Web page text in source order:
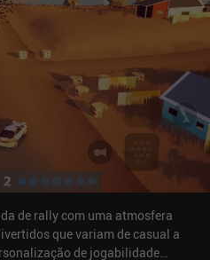
de rally com uma atmosfera
que variam de casual a
de jogabilidade